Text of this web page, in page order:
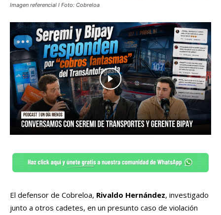
Imagen referencial l Foto: Cobreloa
El defensor de Cobreloa, Rivaldo Hernández, investigado
junto a otros cadetes, en un presunto caso de violación